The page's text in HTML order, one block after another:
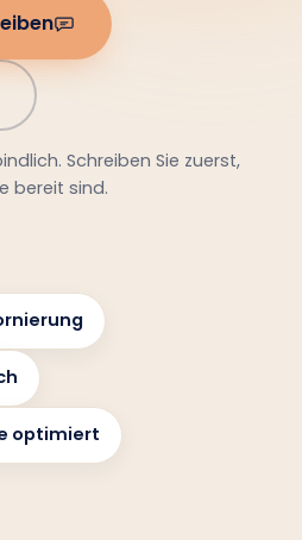
Schreiben Sie zuerst,
bereit sind.
optimiert